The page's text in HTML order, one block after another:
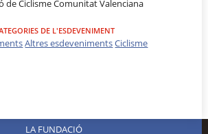
de Ciclisme Comunitat Valenciana
DE L'ESDEVENIMENT
Altres esdevenimentsCiclisme
LA FUNDACIÓ